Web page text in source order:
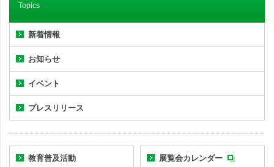
Topics
新着情報
お知らせ
イベント
プレスリリース
教育普及活動 展覧会カレンダー